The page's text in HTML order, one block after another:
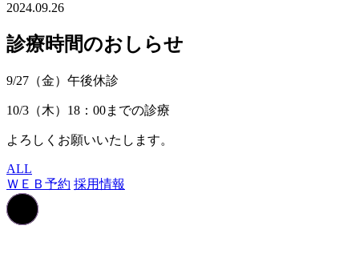
2024.09.26
診療時間のおしらせ
9/27（金）午後休診
10/3（木）18：00までの診療
よろしくお願いいたします。
ALL
ＷＥＢ予約 採用情報